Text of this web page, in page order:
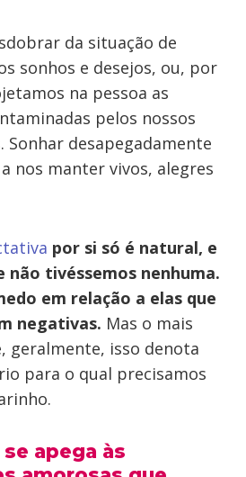
da situação de
sonhos e desejos, ou, por
na pessoa as
pelos nossos
Sonhar desapegadamente
nos manter vivos, alegres
por si só é natural, e
não tivéssemos nenhuma.
em relação a elas que
negativas. Mas o mais
geralmente, isso denota
para o qual precisamos
apega às